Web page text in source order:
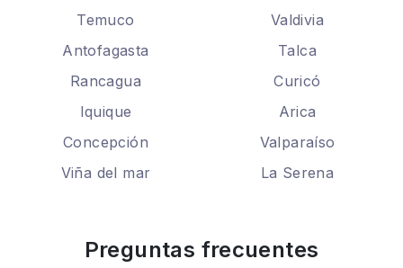
Temuco
Valdivia
Antofagasta
Talca
Rancagua
Curicó
Iquique
Arica
Concepción
Valparaíso
Viña del mar
La Serena
Preguntas frecuentes